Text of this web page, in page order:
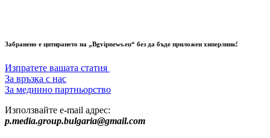
Забранено е цитирането на „Bgvipnews.eu“ без да бъде приложен хиперлинк!
Изпратете вашата статия
За връзка с нас
За медиино партньорство
Използвайте e-mail адрес:
p.media.group.bulgaria@gmail.com